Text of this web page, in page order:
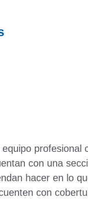
profesional
con una
hacer en lo
con